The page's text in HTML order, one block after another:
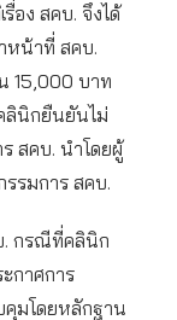
อง สคบ. จึงได้
หน้าที่ สคบ.
15,000 บาท
ลินิกยืนยันไม่
สคบ. นำโดยผู้
รมการ สคบ.
. กรณีที่คลินิก
กาศการ
คุมโดยหลักฐาน